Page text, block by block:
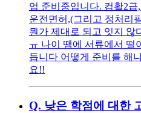
업 준비중입니다. 컴활2급
운전면허,(그리고 정처리
뭔가 제대로 되고 잇지 않
ㅠ 나이 땜에 서류에서 떨
듭니다 어떻게 준비를 해
요!!
Q. 낮은 학점에 대한